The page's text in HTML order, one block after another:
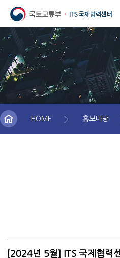
HOME 홍보마당
[2024년 5월] ITS 국제협력